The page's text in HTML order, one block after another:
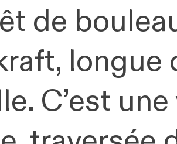
de
longue
C’est